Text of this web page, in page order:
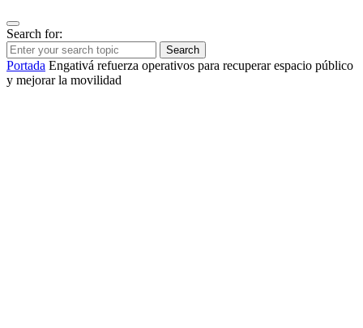
Search for:
Search
Portada Engativá refuerza operativos para recuperar espacio público
y mejorar la movilidad